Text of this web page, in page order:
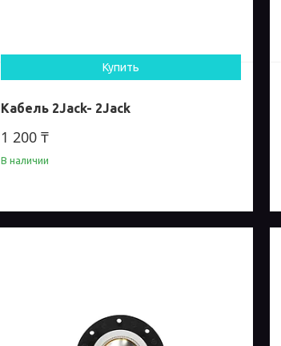
Купить
Кабель 2Jack- 2Jack
1 200 ₸
В наличии